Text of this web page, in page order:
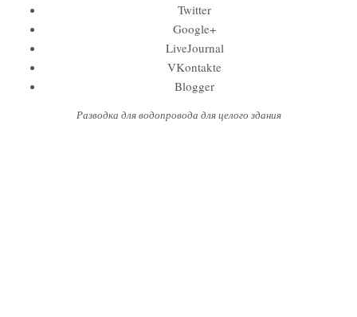
Twitter
Google+
LiveJournal
VKontakte
Blogger
Разводка для водопровода для целого здания